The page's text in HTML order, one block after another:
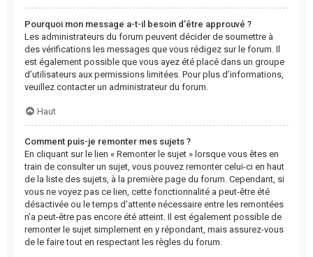
Pourquoi mon message a-t-il besoin d’être approuvé ?
Les administrateurs du forum peuvent décider de soumettre à
des vérifications les messages que vous rédigez sur le forum. Il
est également possible que vous ayez été placé dans un groupe
d’utilisateurs aux permissions limitées. Pour plus d’informations,
veuillez contacter un administrateur du forum.
Haut
Comment puis-je remonter mes sujets ?
En cliquant sur le lien « Remonter le sujet » lorsque vous êtes en
train de consulter un sujet, vous pouvez remonter celui-ci en haut
de la liste des sujets, à la première page du forum. Cependant, si
vous ne voyez pas ce lien, cette fonctionnalité a peut-être été
désactivée ou le temps d’attente nécessaire entre les remontées
n’a peut-être pas encore été atteint. Il est également possible de
remonter le sujet simplement en y répondant, mais assurez-vous
de le faire tout en respectant les règles du forum.